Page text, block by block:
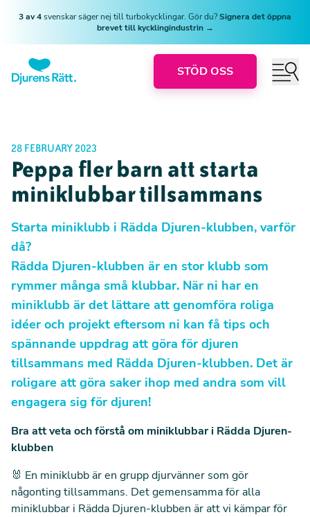
3 av 4svenskar säger nej till turbokycklingar. Gör du?Signera det öppna
brevet till kycklingindustrin →
STÖD OSS
28 FEBRUARY 2023
Peppa fler barn att starta
miniklubbar tillsammans
Starta miniklubb i Rädda Djuren-klubben, varför
då?
Rädda Djuren-klubben är en stor klubb som
rymmer många små klubbar. När ni har en
miniklubb är det lättare att genomföra roliga
idéer och projekt eftersom ni kan få tips och
spännande uppdrag att göra för djuren
tillsammans med Rädda Djuren-klubben. Det är
roligare att göra saker ihop med andra som vill
engagera sig för djuren!
Bra att veta och förstå om miniklubbar i Rädda Djuren-
klubben
🐰 En miniklubb är en grupp djurvänner som gör
någonting tillsammans. Det gemensamma för alla
miniklubbar i Rädda Djuren-klubben är att vi kämpar för